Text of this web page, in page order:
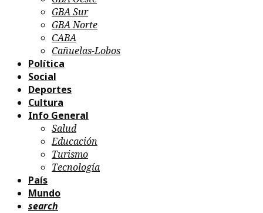
GBA Sur
GBA Norte
CABA
Cañuelas-Lobos
Política
Social
Deportes
Cultura
Info General
Salud
Educación
Turismo
Tecnología
País
Mundo
search